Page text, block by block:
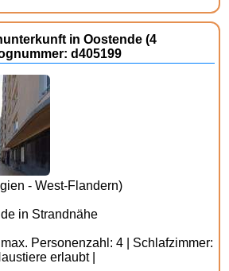
in Oostende (4
d405199
- West-Flandern)
in Strandnähe
max. Personenzahl: 4 | Schlafzimmer:
erlaubt |